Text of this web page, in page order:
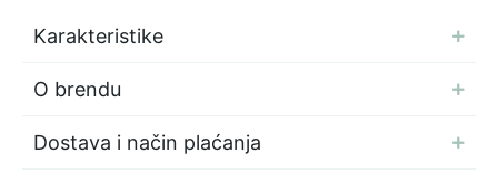
Karakteristike
O brendu
Dostava i način plaćanja